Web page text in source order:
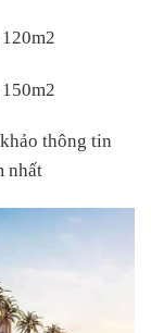
thông tin
nhất